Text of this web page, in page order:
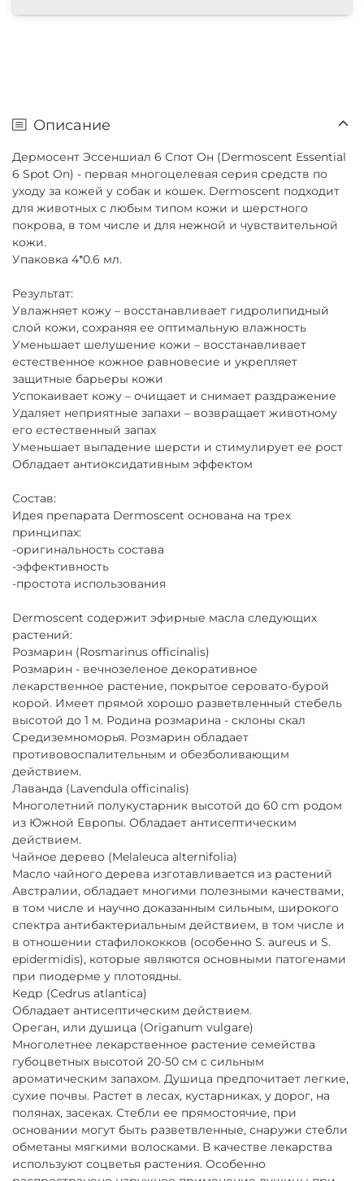
Описание
Дермосент Эссеншиал 6 Спот Он (Dermoscent Essential
6 Spot On) - первая многоцелевая серия средств по
уходу за кожей у собак и кошек. Dermoscent подходит
для животных с любым типом кожи и шерстного
покрова, в том числе и для нежной и чувствительной
кожи.
Упаковка 4*0.6 мл.
Результат:
Увлажняет кожу – восстанавливает гидролипидный
слой кожи, сохраняя ее оптимальную влажность
Уменьшает шелушение кожи – восстанавливает
естественное кожное равновесие и укрепляет
защитные барьеры кожи
Успокаивает кожу – очищает и снимает раздражение
Удаляет неприятные запахи – возвращает животному
его естественный запах
Уменьшает выпадение шерсти и стимулирует ее рост
Обладает антиоксидативным эффектом
Состав:
Идея препарата Dermoscent основана на трех
принципах:
-оригинальность состава
-эффективность
-простота использования
Dermoscent содержит эфирные масла следующих
растений:
Розмарин (Rosmarinus officinalis)
Розмарин - вечнозеленое декоративное
лекарственное растение, покрытое серовато-бурой
корой. Имеет прямой хорошо разветвленный стебель
высотой до 1 м. Родина розмарина - склоны скал
Средиземноморья. Розмарин обладает
противовоспалительным и обезболивающим
действием.
Лаванда (Lavendula officinalis)
Многолетний полукустарник высотой до 60 cm родом
из Южной Европы. Обладает антисептическим
действием.
Чайное дерево (Melaleuca alternifolia)
Масло чайного дерева изготавливается из растений
Австралии, обладает многими полезными качествами,
в том числе и научно доказанным сильным, широкого
спектра антибактериальным действием, в том числе и
в отношении стафилококков (особенно S. aureus и S.
epidermidis), которые являются основными патогенами
при пиодерме у плотоядны.
Кедр (Cedrus atlantica)
Обладает антисептическим действием.
Ореган, или душица (Origanum vulgare)
Многолетнее лекарственное растение семейства
губоцветных высотой 20-50 см с сильным
ароматическим запахом. Душица предпочитает легкие,
сухие почвы. Растет в лесах, кустарниках, у дорог, на
полянах, засеках. Стебли ее прямостоячие, при
основании могут быть разветвленные, снаружи стебли
обметаны мягкими волосками. В качестве лекарства
используют соцветья растения. Особенно